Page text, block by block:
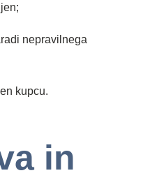
nepravilnega
kupcu.
in